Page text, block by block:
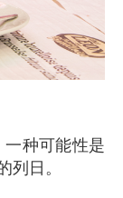
列日。